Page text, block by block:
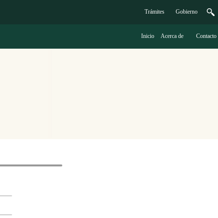
Trámites Gobierno
Inicio Acerca de Contacto